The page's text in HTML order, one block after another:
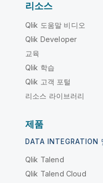
리소스
Qlik 도움말 비디오
Qlik Developer
교육
Qlik 학습
Qlik 고객 포털
리소스 라이브러리
제품
DATA INTEGRATION
Qlik Talend
Qlik Talend Cloud